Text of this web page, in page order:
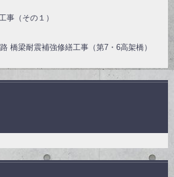
事（その１）
橋梁耐震補強修繕工事（第7・6高架橋）